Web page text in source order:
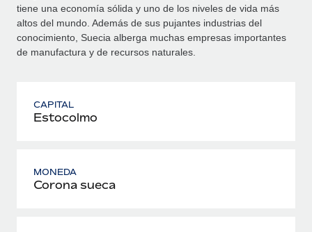
tiene una economía sólida y uno de los niveles de vida más
altos del mundo. Además de sus pujantes industrias del
conocimiento, Suecia alberga muchas empresas importantes
de manufactura y de recursos naturales.
CAPITAL
Estocolmo
MONEDA
Corona sueca